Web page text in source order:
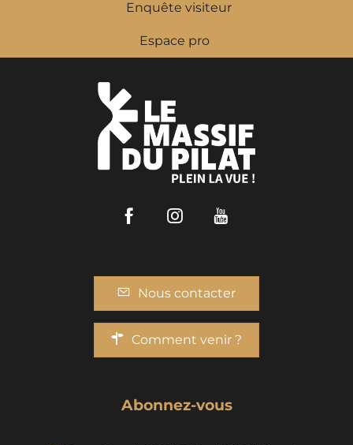
Enquête visiteur
Espace pro
FacebookInstagram
Nous contacter
Comment venir ?
Abonnez-vous